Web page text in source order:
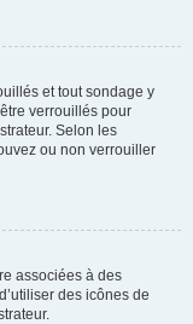
et tout sondage y
verrouillés pour
Selon les
ou non verrouiller
associées à des
des icônes de